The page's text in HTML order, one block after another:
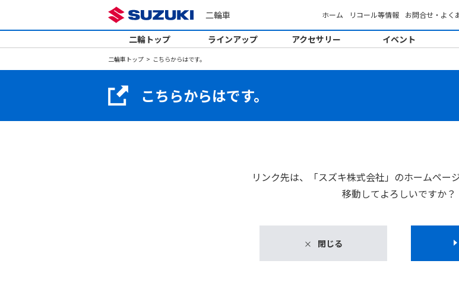
二輪車 ホーム リコール等情報 お問合せ・よく
二輪トップ ラインアップ アクセサリー イベント
二輪車トップ こちらからはです。
こちらからはです。
リンク先は、「スズキ株式会社」のホームペー
移動してよろしいですか？
閉じる